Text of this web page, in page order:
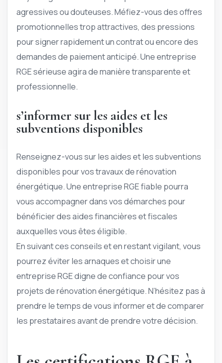
agressives ou douteuses. Méfiez-vous des offres
promotionnelles trop attractives, des pressions
pour signer rapidement un contrat ou encore des
demandes de paiement anticipé. Une entreprise
RGE sérieuse agira de manière transparente et
professionnelle.
s’informer sur les aides et les
subventions disponibles
Renseignez-vous sur les aides et les subventions
disponibles pour vos travaux de rénovation
énergétique. Une entreprise RGE fiable pourra
vous accompagner dans vos démarches pour
bénéficier des aides financières et fiscales
auxquelles vous êtes éligible.
En suivant ces conseils et en restant vigilant, vous
pourrez éviter les arnaques et choisir une
entreprise RGE digne de confiance pour vos
projets de rénovation énergétique. N’hésitez pas à
prendre le temps de vous informer et de comparer
les prestataires avant de prendre votre décision.